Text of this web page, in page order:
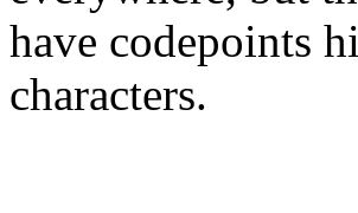
have codepoints
characters.